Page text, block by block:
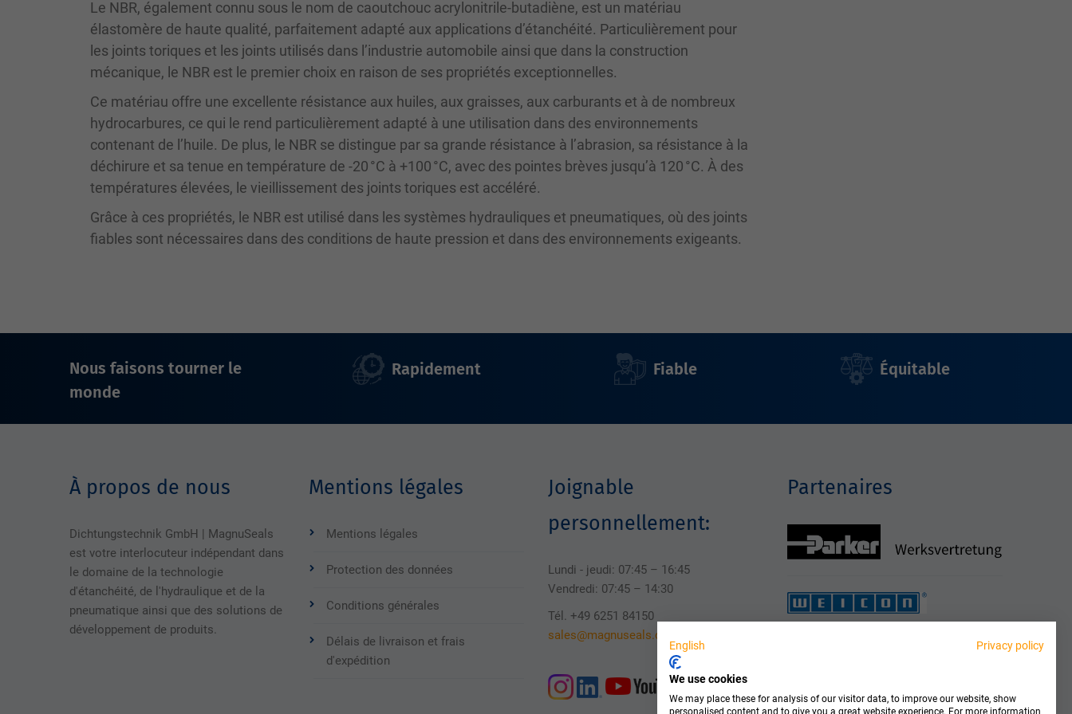
Le NBR, également connu sous le nom de caoutchouc acrylonitrile-butadiène, est un matériau
élastomère de haute qualité, parfaitement adapté aux applications d’étanchéité. Particulièrement pour
les joints toriques et les joints utilisés dans l’industrie automobile ainsi que dans la construction
mécanique, le NBR est le premier choix en raison de ses propriétés exceptionnelles.
Ce matériau offre une excellente résistance aux huiles, aux graisses, aux carburants et à de nombreux
hydrocarbures, ce qui le rend particulièrement adapté à une utilisation dans des environnements
contenant de l’huile. De plus, le NBR se distingue par sa grande résistance à l’abrasion, sa résistance à la
déchirure et sa tenue en température de -20 °C à +100 °C, avec des pointes brèves jusqu’à 120 °C. À des
températures élevées, le vieillissement des joints toriques est accéléré.
Grâce à ces propriétés, le NBR est utilisé dans les systèmes hydrauliques et pneumatiques, où des joints
fiables sont nécessaires dans des conditions de haute pression et dans des environnements exigeants.
Nous faisons tourner le
monde
Rapidement Fiable Équitable
À propos de nous
Dichtungstechnik GmbH | MagnuSeals
est votre interlocuteur indépendant dans
le domaine de la technologie
d'étanchéité, de l'hydraulique et de la
pneumatique ainsi que des solutions de
développement de produits.
Mentions légales
Mentions légales
Protection des données
Conditions générales
Délais de livraison et frais
d'expédition
Joignable
personnellement:
Lundi - jeudi: 07:45 – 16:45
Vendredi: 07:45 – 14:30
Tél. +49 6251 84150
sales@magnuseals.com
Partenaires
English Privacy policy
We use cookies
We may place these for analysis of our visitor data, to improve our website, show
personalised content and to give you a great website experience. For more information